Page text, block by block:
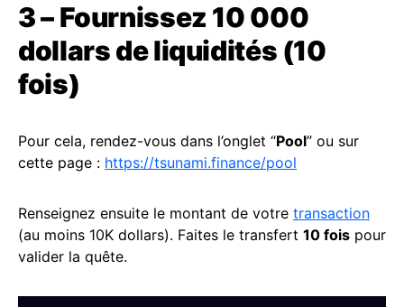
3 – Fournissez 10 000
dollars de liquidités (10
fois)
Pour cela, rendez-vous dans l’onglet “Pool” ou sur
cette page : https://tsunami.finance/pool
Renseignez ensuite le montant de votre transaction
(au moins 10K dollars). Faites le transfert 10 fois pour
valider la quête.